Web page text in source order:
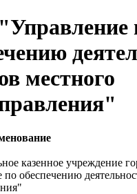
местного
казенное учреждение
обеспечению